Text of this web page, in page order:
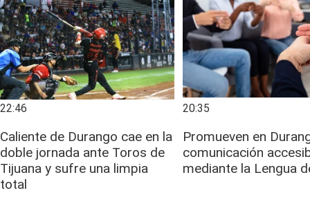
22:46
Caliente de Durango cae en la
doble jornada ante Toros de
Tijuana y sufre una limpia
total
20:35
Promueven en
comunicación
mediante la Lengua